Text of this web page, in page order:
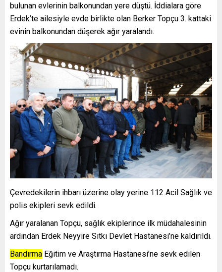
bulunan evlerinin balkonundan yere düştü. İddialara göre
Erdek’te ailesiyle evde birlikte olan Berker Topçu 3. kattaki
evinin balkonundan düşerek ağır yaralandı.
Çevredekilerin ihbarı üzerine olay yerine 112 Acil Sağlık ve
polis ekipleri sevk edildi.
Ağır yaralanan Topçu, sağlık ekiplerince ilk müdahalesinin
ardından Erdek Neyyire Sıtkı Devlet Hastanesi’ne kaldırıldı.
Bandırma Eğitim ve Araştırma Hastanesi’ne sevk edilen
Topçu kurtarılamadı.